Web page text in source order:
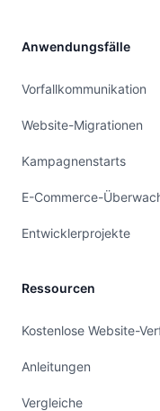
Anwendungsfälle
Vorfallkommunikation
Website-Migrationen
Kampagnenstarts
E-Commerce-
Entwicklerprojekte
Ressourcen
Kostenlose Website-
Anleitungen
Vergleiche